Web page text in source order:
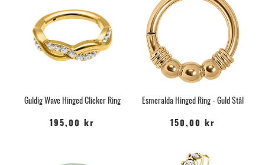
Guldig Wave Hinged Clicker Ring
195,00 kr
Esmeralda Hinged Ring - Guld Stål
150,00 kr